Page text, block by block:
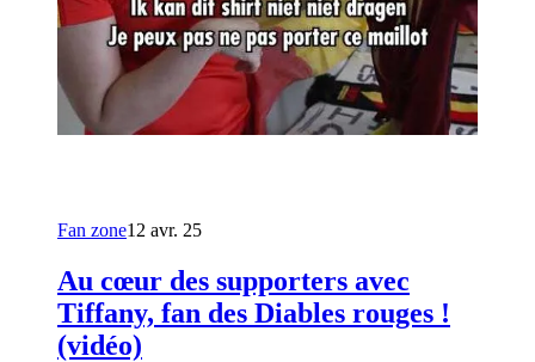
Fan zone12 avr. 25
Au cœur des supporters avec
Tiffany, fan des Diables rouges !
(vidéo)